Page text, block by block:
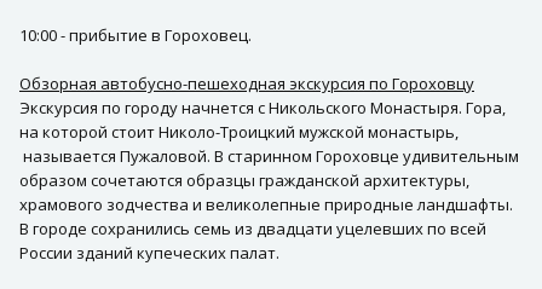
10:00 - прибытие в Гороховец.
Обзорная автобусно-пешеходная экскурсия по Гороховцу
Экскурсия по городу начнется с Никольского Монастыря. Гора,
на которой стоит Николо-Троицкий мужской монастырь,
называется Пужаловой. В старинном Гороховце удивительным
образом сочетаются образцы гражданской архитектуры,
храмового зодчества и великолепные природные ландшафты.
В городе сохранились семь из двадцати уцелевших по всей
России зданий купеческих палат.